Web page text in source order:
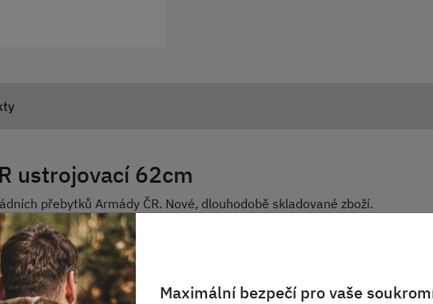
ustrojovací 62cm
přebytků Armády ČR. Nové, dlouhodobě skladované zboží.
55cm
Maximální bezpečí pro vaše